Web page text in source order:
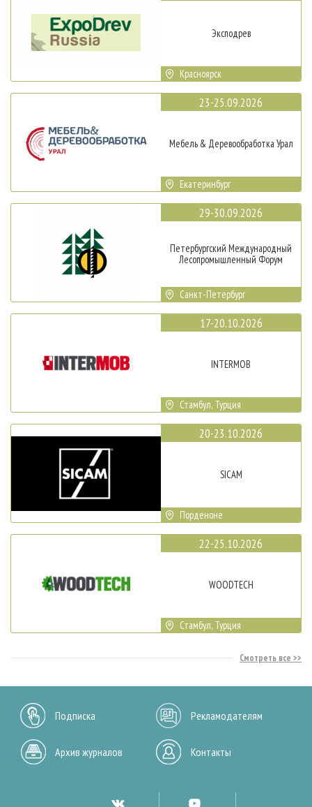
Эксподрев
Красноярск
23-25.09.2026
Мебель & Деревообработка Урал
Екатеринбург
29-30.09.2026
Петербургский Международный
Лесопромышленный Форум
Санкт-Петербург
17-20.10.2026
INTERMOB
Стамбул, Турция
20-23.10.2026
SICAM
Порденоне
22-25.10.2026
WOODTECH
Стамбул, Турция
Смотреть все
Подписка Рекламодателям
Архив журналов Контакты